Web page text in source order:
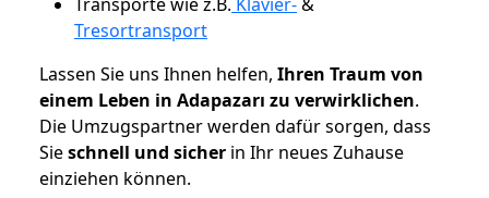
Tresortransport
Lassen Sie uns Ihnen helfen, Ihren Traum von
einem Leben in Adapazarı zu verwirklichen.
Die Umzugspartner werden dafür sorgen, dass
Sieschnell und sicher in Ihr neues Zuhause
einziehen können.